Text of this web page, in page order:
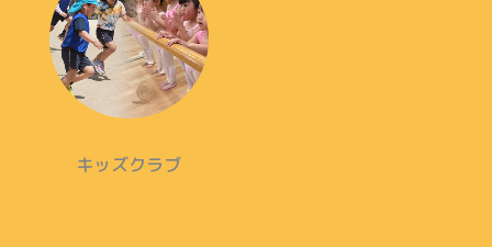
キッズクラブ